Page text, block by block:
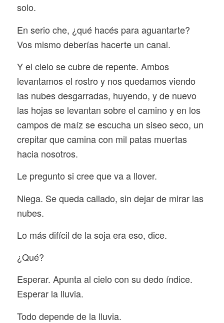
solo.
En serio che, ¿qué hacés para aguantarte?
Vos mismo deberías hacerte un canal.
Y el cielo se cubre de repente. Ambos
levantamos el rostro y nos quedamos viendo
las nubes desgarradas, huyendo, y de nuevo
las hojas se levantan sobre el camino y en los
campos de maíz se escucha un siseo seco, un
crepitar que camina con mil patas muertas
hacia nosotros.
Le pregunto si cree que va a llover.
Niega. Se queda callado, sin dejar de mirar las
nubes.
Lo más difícil de la soja era eso, dice.
¿Qué?
Esperar. Apunta al cielo con su dedo índice.
Esperar la lluvia.
Todo depende de la lluvia.